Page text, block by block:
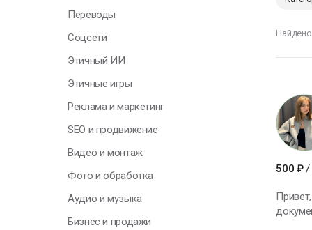
Переводы
Соцсети
Этичный ИИ
Этичные игры
Реклама и маркетинг
SEO и продвижение
Видео и монтаж
Фото и обработка
Аудио и музыка
Бизнес и продажи
Найдено
500 ₽ /
Привет, я Лера! Второй год работаю